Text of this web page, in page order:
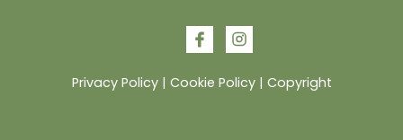
Privacy Policy| Cookie Policy| Copyright